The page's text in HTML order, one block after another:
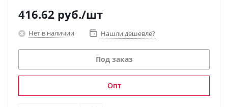
416.62 руб./шт
Нет в наличии Нашли дешевле?
Под заказ
Опт